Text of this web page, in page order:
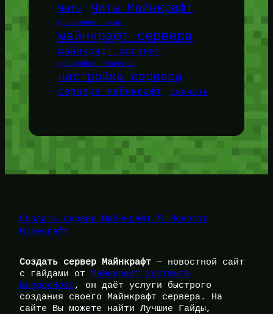
Читы Читы Майнкрафт
браузерные игры
майнкрафт сервера
майнкрафт хостинг
настройка плагинов
настройка сервера
сервера майнкрафт скачать
Создать сервер Майнкрафт ⛏️ Новости
Minecraft
Создать сервер Майнкрафт — новостной сайт
с гайдами от
Майнкрафт хостинга
BungeeHost, он даёт услуги быстрого
создания своего Майнкрафт сервера. На
сайте Вы можете найти Лучшие Гайды,